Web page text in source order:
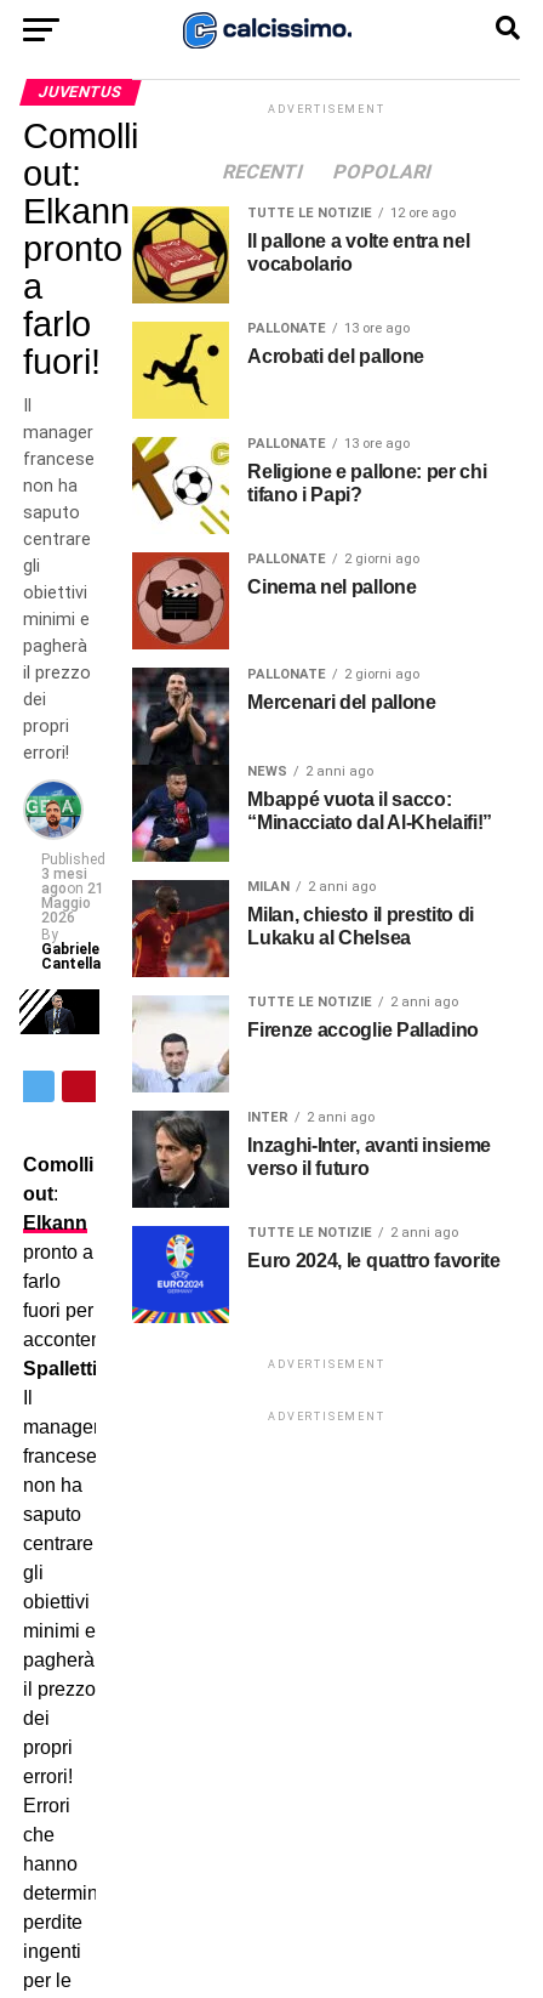
JUVENTUS
Comolli
out:
Elkann
pronto
a
farlo
fuori!
manager
francese
non ha
saputo
centrare
gli
obiettivi
minimi e
pagherà
il prezzo
dei
propri
errori!
Published
3 mesi
agoon 21
Maggio
2026
By
Gabriele
Cantella
Comolli
out:
Elkann
pronto a
farlo
fuori per
accontentare
Spalletti
manager
francese
non ha
saputo
centrare
gli
obiettivi
minimi e
pagherà
il prezzo
dei
propri
errori!
Errori
che
hanno
determinato
perdite
ingenti
per le
ADVERTISEMENT
RECENTI POPOLARI
TUTTE LE NOTIZIE 12 ore ago
Il pallone a volte entra nel
vocabolario
PALLONATE 13 ore ago
Acrobati del pallone
PALLONATE 13 ore ago
Religione e pallone: per chi
tifano i Papi?
PALLONATE 2 giorni ago
Cinema nel pallone
PALLONATE 2 giorni ago
Mercenari del pallone
NEWS 2 anni ago
Mbappé vuota il sacco:
“Minacciato dal Al-Khelaifi!”
MILAN 2 anni ago
Milan, chiesto il prestito di
Lukaku al Chelsea
TUTTE LE NOTIZIE 2 anni ago
Firenze accoglie Palladino
INTER 2 anni ago
Inzaghi-Inter, avanti insieme
verso il futuro
TUTTE LE NOTIZIE 2 anni ago
Euro 2024, le quattro favorite
ADVERTISEMENT
ADVERTISEMENT